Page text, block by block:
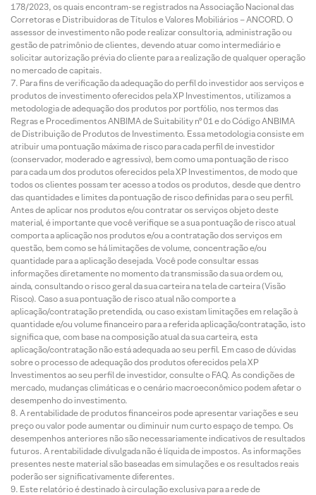
178/2023, os quais encontram-se registrados na Associação Nacional das
Corretoras e Distribuidoras de Títulos e Valores Mobiliários – ANCORD. O
assessor de investimento não pode realizar consultoria, administração ou
gestão de patrimônio de clientes, devendo atuar como intermediário e
solicitar autorização prévia do cliente para a realização de qualquer operação
no mercado de capitais.
Para fins de verificação da adequação do perfil do investidor aos serviços e
produtos de investimento oferecidos pela XP Investimentos, utilizamos a
metodologia de adequação dos produtos por portfólio, nos termos das
Regras e Procedimentos ANBIMA de Suitability nº 01 e do Código ANBIMA
de Distribuição de Produtos de Investimento. Essa metodologia consiste em
atribuir uma pontuação máxima de risco para cada perfil de investidor
(conservador, moderado e agressivo), bem como uma pontuação de risco
para cada um dos produtos oferecidos pela XP Investimentos, de modo que
todos os clientes possam ter acesso a todos os produtos, desde que dentro
das quantidades e limites da pontuação de risco definidas para o seu perfil.
Antes de aplicar nos produtos e/ou contratar os serviços objeto deste
material, é importante que você verifique se a sua pontuação de risco atual
comporta a aplicação nos produtos e/ou a contratação dos serviços em
questão, bem como se há limitações de volume, concentração e/ou
quantidade para a aplicação desejada. Você pode consultar essas
informações diretamente no momento da transmissão da sua ordem ou,
ainda, consultando o risco geral da sua carteira na tela de carteira (Visão
Risco). Caso a sua pontuação de risco atual não comporte a
aplicação/contratação pretendida, ou caso existam limitações em relação à
quantidade e/ou volume financeiro para a referida aplicação/contratação, isto
significa que, com base na composição atual da sua carteira, esta
aplicação/contratação não está adequada ao seu perfil. Em caso de dúvidas
sobre o processo de adequação dos produtos oferecidos pela XP
Investimentos ao seu perfil de investidor, consulte o FAQ. As condições de
mercado, mudanças climáticas e o cenário macroeconômico podem afetar o
desempenho do investimento.
A rentabilidade de produtos financeiros pode apresentar variações e seu
preço ou valor pode aumentar ou diminuir num curto espaço de tempo. Os
desempenhos anteriores não são necessariamente indicativos de resultados
futuros. A rentabilidade divulgada não é líquida de impostos. As informações
presentes neste material são baseadas em simulações e os resultados reais
poderão ser significativamente diferentes.
Este relatório é destinado à circulação exclusiva para a rede de